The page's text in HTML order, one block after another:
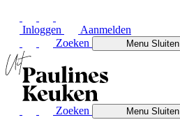
Inloggen
Aanmelden
Zoeken
MenuSluiten
Zoeken MenuSluiten